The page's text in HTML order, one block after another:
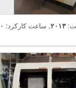
۲۰۱۳, ساعت کارکرد: